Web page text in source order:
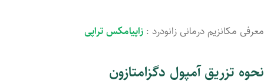
معرفی مکانزیم درمانی زانودرد : زاپیامکس تراپی
نحوه تزریق آمپول دگزامتازون